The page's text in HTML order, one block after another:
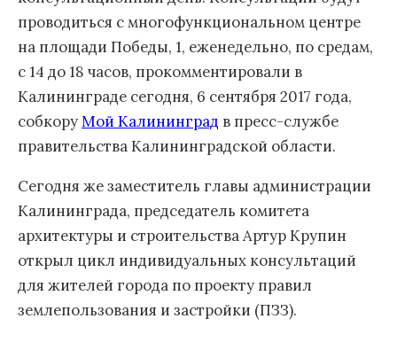
проводиться с многофункциональном центре
на площади Победы, 1, еженедельно, по средам,
с 14 до 18 часов, прокомментировали в
Калининграде сегодня, 6 сентября 2017 года,
собкоруМой Калининград в пресс-службе
правительства Калининградской области.
Сегодня же заместитель главы администрации
Калининграда, председатель комитета
архитектуры и строительства Артур Крупин
открыл цикл индивидуальных консультаций
для жителей города по проекту правил
землепользования и застройки (ПЗЗ).